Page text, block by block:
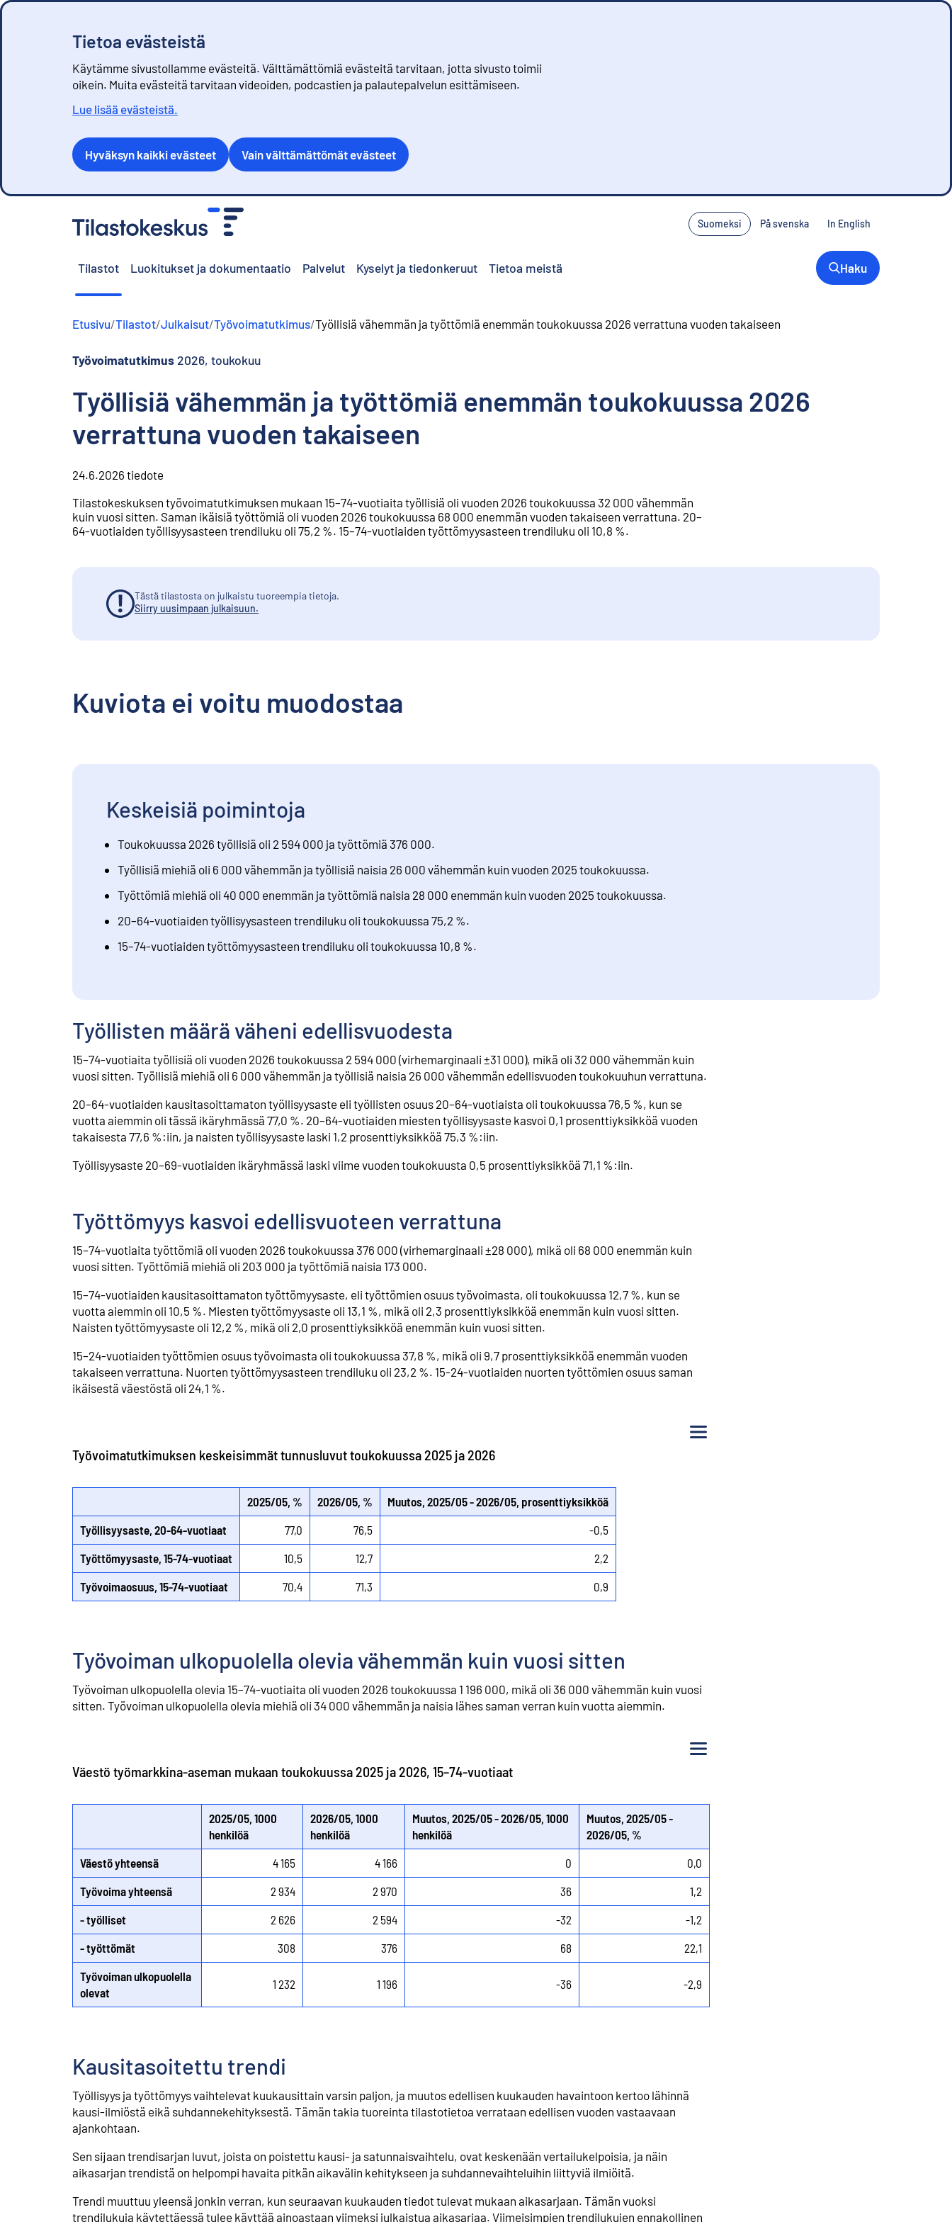
Tietoa evästeistä
Käytämme sivustollamme evästeitä. Välttämättömiä evästeitä tarvitaan, jotta sivusto toimii
oikein. Muita evästeitä tarvitaan videoiden, podcastien ja palautepalvelun esittämiseen.
Lue lisää evästeistä.
Hyväksyn kaikki evästeet Vain välttämättömät evästeet
Suomeksi På svenska In English
Tilastot Luokitukset ja dokumentaatio Palvelut Kyselyt ja tiedonkeruut Tietoa meistä Haku
Etusivu/Tilastot/Julkaisut/Työvoimatutkimus/Työllisiä vähemmän ja työttömiä enemmän toukokuussa 2026 verrattuna vuoden takaiseen
Työvoimatutkimus 2026, toukokuu
Työllisiä vähemmän ja työttömiä enemmän toukokuussa 2026
verrattuna vuoden takaiseen
24.6.2026 tiedote
Tilastokeskuksen työvoimatutkimuksen mukaan 15–74-vuotiaita työllisiä oli vuoden 2026 toukokuussa 32 000 vähemmän
kuin vuosi sitten. Saman ikäisiä työttömiä oli vuoden 2026 toukokuussa 68 000 enemmän vuoden takaiseen verrattuna. 20–
64-vuotiaiden työllisyysasteen trendiluku oli 75,2 %. 15–74-vuotiaiden työttömyysasteen trendiluku oli 10,8 %.
Tästä tilastosta on julkaistu tuoreempia tietoja.
Siirry uusimpaan julkaisuun.
Kuviota ei voitu muodostaa
Keskeisiä poimintoja
Toukokuussa 2026 työllisiä oli 2 594 000 ja työttömiä 376 000.
Työllisiä miehiä oli 6 000 vähemmän ja työllisiä naisia 26 000 vähemmän kuin vuoden 2025 toukokuussa.
Työttömiä miehiä oli 40 000 enemmän ja työttömiä naisia 28 000 enemmän kuin vuoden 2025 toukokuussa.
20–64-vuotiaiden työllisyysasteen trendiluku oli toukokuussa 75,2 %.
15–74-vuotiaiden työttömyysasteen trendiluku oli toukokuussa 10,8 %.
Työllisten määrä väheni edellisvuodesta
15–74-vuotiaita työllisiä oli vuoden 2026 toukokuussa 2 594 000 (virhemarginaali ±31 000), mikä oli 32 000 vähemmän kuin
vuosi sitten. Työllisiä miehiä oli 6 000 vähemmän ja työllisiä naisia 26 000 vähemmän edellisvuoden toukokuuhun verrattuna.
20–64-vuotiaiden kausitasoittamaton työllisyysaste eli työllisten osuus 20–64-vuotiaista oli toukokuussa 76,5 %, kun se
vuotta aiemmin oli tässä ikäryhmässä 77,0 %. 20–64-vuotiaiden miesten työllisyysaste kasvoi 0,1 prosenttiyksikköä vuoden
takaisesta 77,6 %:iin, ja naisten työllisyysaste laski 1,2 prosenttiyksikköä 75,3 %:iin.
Työllisyysaste 20–69-vuotiaiden ikäryhmässä laski viime vuoden toukokuusta 0,5 prosenttiyksikköä 71,1 %:iin.
Työttömyys kasvoi edellisvuoteen verrattuna
15–74-vuotiaita työttömiä oli vuoden 2026 toukokuussa 376 000 (virhemarginaali ±28 000), mikä oli 68 000 enemmän kuin
vuosi sitten. Työttömiä miehiä oli 203 000 ja työttömiä naisia 173 000.
15–74-vuotiaiden kausitasoittamaton työttömyysaste, eli työttömien osuus työvoimasta, oli toukokuussa 12,7 %, kun se
vuotta aiemmin oli 10,5 %. Miesten työttömyysaste oli 13,1 %, mikä oli 2,3 prosenttiyksikköä enemmän kuin vuosi sitten.
Naisten työttömyysaste oli 12,2 %, mikä oli 2,0 prosenttiyksikköä enemmän kuin vuosi sitten.
15–24-vuotiaiden työttömien osuus työvoimasta oli toukokuussa 37,8 %, mikä oli 9,7 prosenttiyksikköä enemmän vuoden
takaiseen verrattuna. Nuorten työttömyysasteen trendiluku oli 23,2 %. 15-24-vuotiaiden nuorten työttömien osuus saman
ikäisestä väestöstä oli 24,1 %.
Työvoimatutkimuksen keskeisimmät tunnusluvut toukokuussa 2025 ja 2026
2025/05, % 2026/05, %
Muutos, 2025/05 - 2026/05, prosenttiyksikköä
Työllisyysaste, 20-64-vuotiaat
77,0 76,5
-0,5
Työttömyysaste, 15-74-vuotiaat
10,5 12,7
2,2
Työvoimaosuus, 15-74-vuotiaat
70,4 71,3 0,9
Työvoiman ulkopuolella olevia vähemmän kuin vuosi sitten
Työvoiman ulkopuolella olevia 15–74-vuotiaita oli vuoden 2026 toukokuussa 1 196 000, mikä oli 36 000 vähemmän kuin vuosi
sitten. Työvoiman ulkopuolella olevia miehiä oli 34 000 vähemmän ja naisia lähes saman verran kuin vuotta aiemmin.
Väestö työmarkkina-aseman mukaan toukokuussa 2025 ja 2026, 15–74-vuotiaat
2025/05, 1000
henkilöä
2026/05, 1000
henkilöä
Muutos, 2025/05 - 2026/05, 1000
henkilöä
Muutos, 2025/05 -
2026/05, %
Väestö yhteensä
4 165 4 166 0
0,0
Työvoima yhteensä
2 934 2 970 36
1,2
- työlliset
2 626 2 594 -32
-1,2
- työttömät
308 376 68
22,1
Työvoiman ulkopuolella
olevat
1 232 1 196 -36 -2,9
Kausitasoitettu trendi
Työllisyys ja työttömyys vaihtelevat kuukausittain varsin paljon, ja muutos edellisen kuukauden havaintoon kertoo lähinnä
kausi-ilmiöstä eikä suhdannekehityksestä. Tämän takia tuoreinta tilastotietoa verrataan edellisen vuoden vastaavaan
ajankohtaan.
Sen sijaan trendisarjan luvut, joista on poistettu kausi- ja satunnaisvaihtelu, ovat keskenään vertailukelpoisia, ja näin
aikasarjan trendistä on helpompi havaita pitkän aikavälin kehitykseen ja suhdannevaihteluihin liittyviä ilmiöitä.
Trendi muuttuu yleensä jonkin verran, kun seuraavan kuukauden tiedot tulevat mukaan aikasarjaan. Tämän vuoksi
trendilukuja käytettäessä tulee käyttää ainoastaan viimeksi julkaistua aikasarjaa. Viimeisimpien trendilukujen ennakollinen